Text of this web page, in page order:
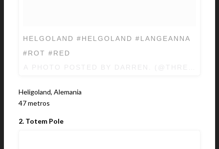
HELGOLAND #HELGOLAND #LANGEANNA
#ROT #RED
Heligoland, Alemania
47 metros
2. Totem Pole